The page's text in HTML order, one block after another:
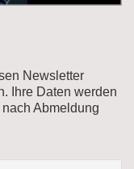
Newsletter
Ihre Daten werden
Abmeldung